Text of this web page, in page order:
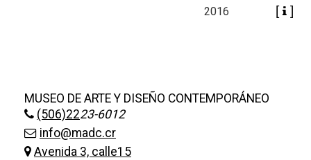
MESA EJECUTIVA DE ARTES VISUALES
2016
MUSEO DE ARTE Y DISEÑO CONTEMPORÁNEO
(506)2223-6012
info@madc.cr
Avenida 3, calle15